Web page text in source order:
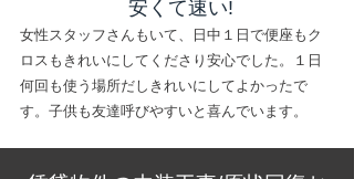
安くて速い!
女性スタッフさんもいて、日中１日で便座もク
ロスもきれいにしてくださり安心でした。１日
何回も使う場所だしきれいにしてよかったで
す。子供も友達呼びやすいと喜んでいます。